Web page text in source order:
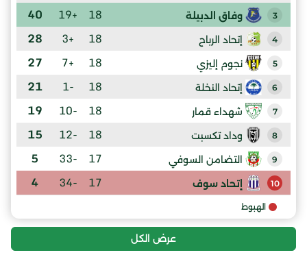
3 وفاق الدبيلة 18
+19
40
4 إتحاد الرباح 18
+3
28
5 نجوم إليزي 18
+7
27
6 إتحاد النخلة 18
-1
21
7 شهداء قمار 18
-10
19
8 وداد تكسبت 18
-12
15
9 التضامن السوفي 17
-33
5
10 إتحاد سوف 17
-34
4
الهبوط
عرض الكل